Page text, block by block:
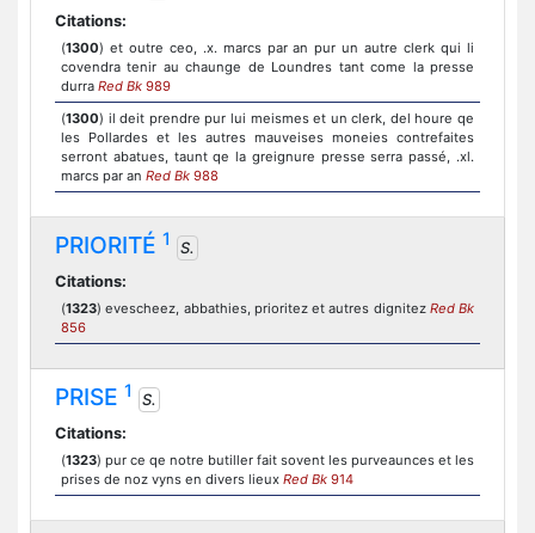
Citations:
(1300) et outre ceo, .x. marcs par an pur un autre clerk qui li
covendra tenir au chaunge de Loundres tant come la presse
durra Red Bk 989
(1300) il deit prendre pur lui meismes et un clerk, del houre qe
les Pollardes et les autres mauveises moneies contrefaites
serront abatues, taunt qe la greignure presse serra passé, .xl.
marcs par an Red Bk 988
PRIORITÉ 1
S.
Citations:
(1323) evescheez, abbathies, prioritez et autres dignitez Red Bk
856
PRISE 1
S.
Citations:
(1323) pur ce qe notre butiller fait sovent les purveaunces et les
prises de noz vyns en divers lieux Red Bk 914